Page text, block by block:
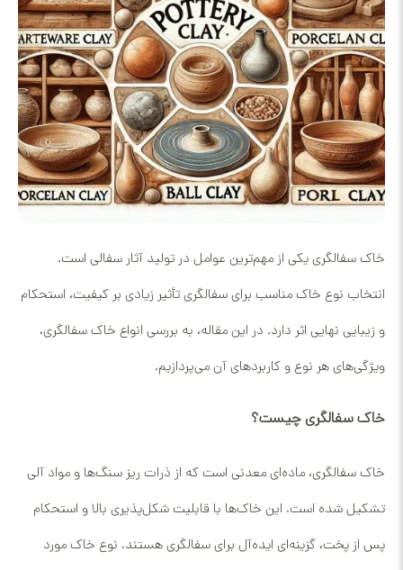
خاک سفالگری یکی از مهم‌ترین عوامل در تولید آثار سفالی است.
انتخاب نوع خاک مناسب برای سفالگری تأثیر زیادی بر کیفیت، استحکام
و زیبایی نهایی اثر دارد. در این مقاله، به بررسی انواع خاک سفالگری،
ویژگی‌های هر نوع و کاربردهای آن می‌پردازیم.
خاک سفالگری چیست؟
خاک سفالگری، ماده‌ای معدنی است که از ذرات ریز سنگ‌ها و مواد آلی
تشکیل شده است. این خاک‌ها با قابلیت شکل‌پذیری بالا و استحکام
پس از پخت، گزینه‌ای ایده‌آل برای سفالگری هستند. نوع خاک مورد